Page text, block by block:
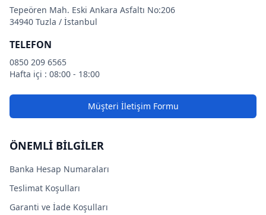
Tepeören Mah. Eski Ankara Asfaltı No:206
34940 Tuzla / İstanbul
TELEFON
0850 209 6565
Hafta içi : 08:00 - 18:00
Müşteri İletişim Formu
ÖNEMLİ BİLGİLER
Banka Hesap Numaraları
Teslimat Koşulları
Garanti ve İade Koşulları